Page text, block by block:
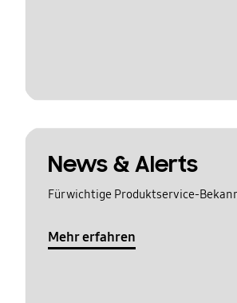
News & Alerts
Für wichtige Produktservice-
Mehr erfahren